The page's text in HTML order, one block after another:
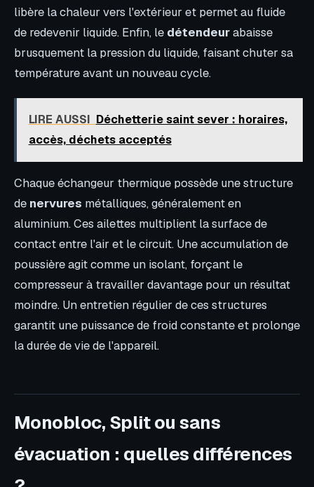
libère la chaleur vers l'extérieur et permet au fluide
de redevenir liquide. Enfin, le détendeurabaisse
brusquement la pression du liquide, faisant chuter sa
température avant un nouveau cycle.
LIRE AUSSI Déchetterie saint sever : horaires,
accès, déchets acceptés
Chaque échangeur thermique possède une structure
de nervures métalliques, généralement en
aluminium. Ces ailettes multiplient la surface de
contact entre l'air et le circuit. Une accumulation de
poussière agit comme un isolant, forçant le
compresseur à travailler davantage pour un résultat
moindre. Un entretien régulier de ces structures
garantit une puissance de froid constante et prolonge
la durée de vie de l'appareil.
Monobloc, Split ou sans
évacuation : quelles différences